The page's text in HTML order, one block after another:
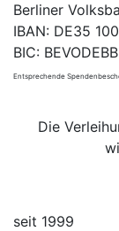
Berliner
IBAN: DE35
BIC: BEVODEBB
Entsprechende
Die
seit 1999